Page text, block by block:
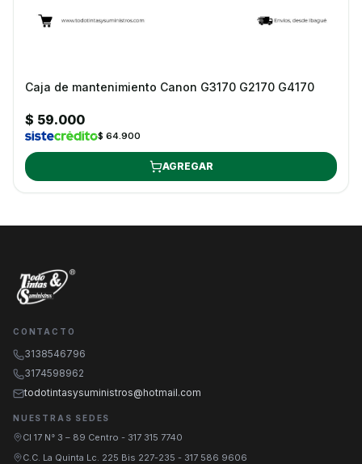
Caja de mantenimiento Canon G3170 G2170 G4170
$ 59.000
$ 64.900
AGREGAR
CONTACTO
3138546796
3174598962
todotintasysuministros@hotmail.com
NUESTRAS SEDES
Cl 17 N° 3 – 89 Centro - 317 315 7740
C.C. La Quinta Lc. 225 Bis 227-235 - 317 586 9606